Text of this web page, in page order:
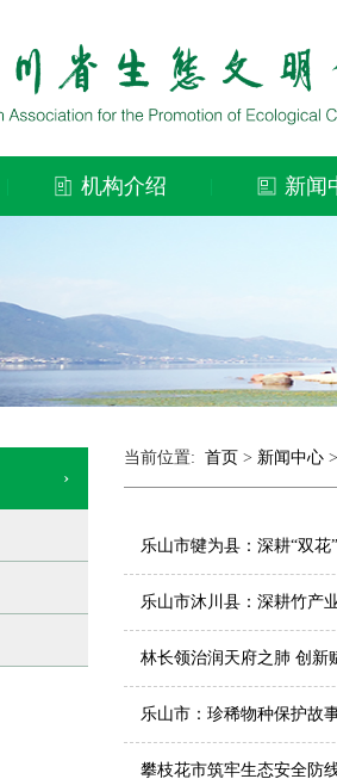
机构介绍 新闻
›
当前位置: 首页 > 新闻中心
乐山市犍为县：深耕“双
乐山市沐川县：深耕竹产
林长领治润天府之肺 创
乐山市：珍稀物种保护故
攀枝花市筑牢生态安全防